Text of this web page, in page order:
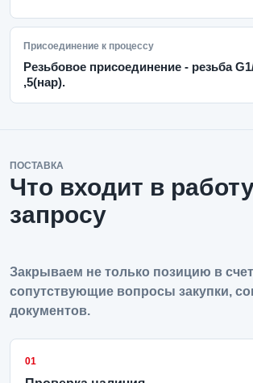
Присоединение к процессу
Резьбовое присоединение - резьба
,5(нар).
ПОСТАВКА
Что входит в
запросу
Закрываем не только позицию в
сопутствующие вопросы закупки,
документов.
01